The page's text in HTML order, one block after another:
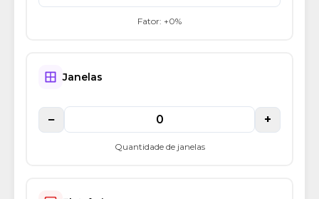
Fator: +0%
Janelas
− +
Quantidade de janelas